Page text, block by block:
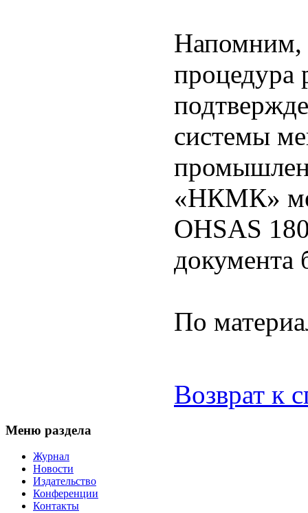
Напомним,
процедура
системы
«НКМК»
OHSAS
документа
По
Возврат к
Меню раздела
Журнал
Новости
Издательство
Конференции
Контакты